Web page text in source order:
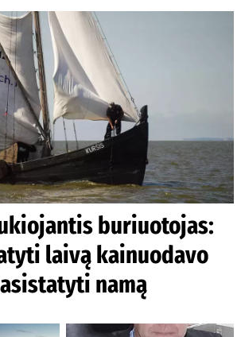
buriuotojas:
laivą kainuodavo
namą